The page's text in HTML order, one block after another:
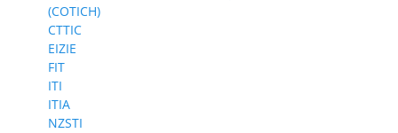
(COTICH)
CTTIC
EIZIE
FIT
ITI
ITIA
NZSTI